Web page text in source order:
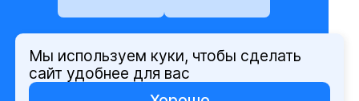
© Олимпийский комитет России,
2026
Мы используем куки, чтобы сделать
сайт удобнее для вас